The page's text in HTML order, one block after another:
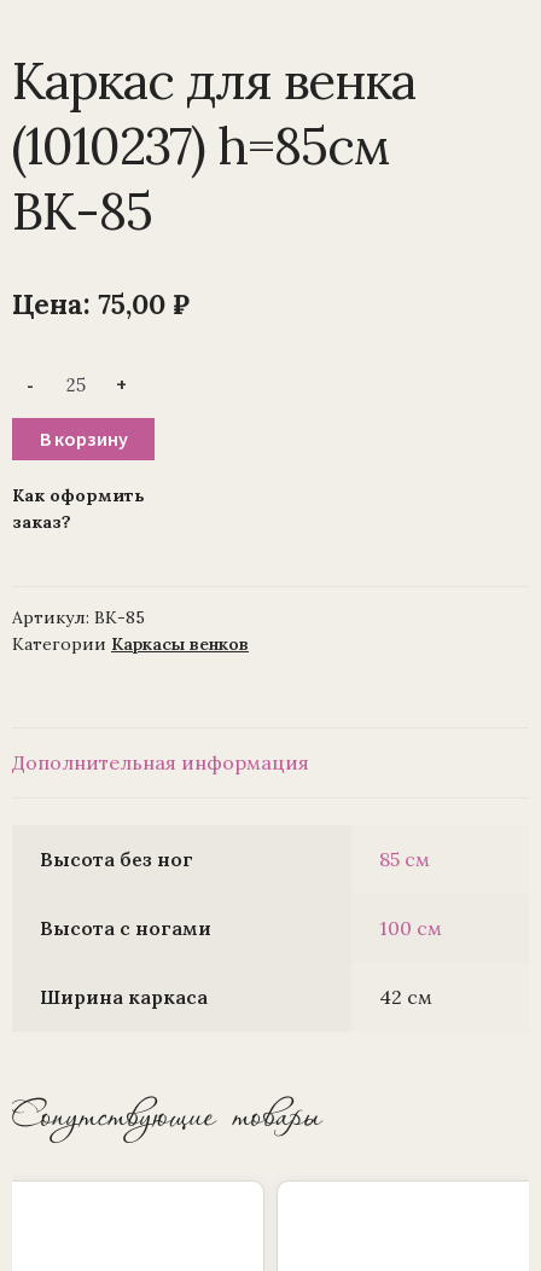
Каркас для венка
(1010237) h=85см
ВК-85
Цена: 75,00 ₽
-
Количество
товара
для
венка
(1010237)
h=85см
ВК-85
+
В корзину
Как оформить
заказ?
Артикул: ВК-85
Категории Каркасы венков
Дополнительная информация
Высота без ног 85 см
Высота с ногами 100 см
Ширина каркаса 42 см
Сопутствующие товары